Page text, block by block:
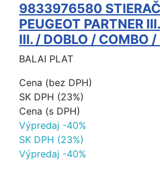
9833976580
PEUGEOT PARTNER
III. / DOBLO / COMBO /
BALAI PLAT
Cena (bez DPH)
SK DPH (23%)
Cena (s DPH)
Výpredaj -40%
SK DPH (23%)
Výpredaj -40%